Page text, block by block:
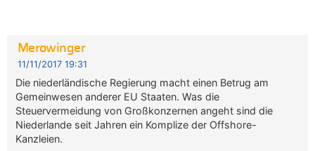
Merowinger
11/11/2017 19:31
Die niederländische Regierung macht einen Betrug am
Gemeinwesen anderer EU Staaten. Was die
Steuervermeidung von Großkonzernen angeht sind die
Niederlande seit Jahren ein Komplize der Offshore-
Kanzleien.